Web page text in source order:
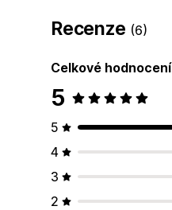
Recenze (6)
Celkové hodnocení
5
5
4
3
2